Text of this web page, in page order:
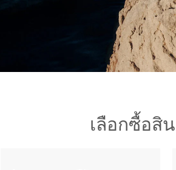
เลือกซื้อสิ